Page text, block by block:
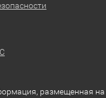
размещенная на